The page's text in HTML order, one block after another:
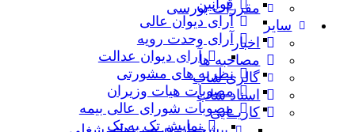
مقررات بورسی
سایر
اخبار
مصاحبه ها
گالری شاب
اسناد شاب
کاریــابی
قوانین
آرای دیوان عالی
آرای وحدت رویه
آرای دیوان عدالت
نظریه‌ های مشورتی
مصوبات هیات وزیران
مصوبات شورای عالی بیمه
نمایش تک به تک